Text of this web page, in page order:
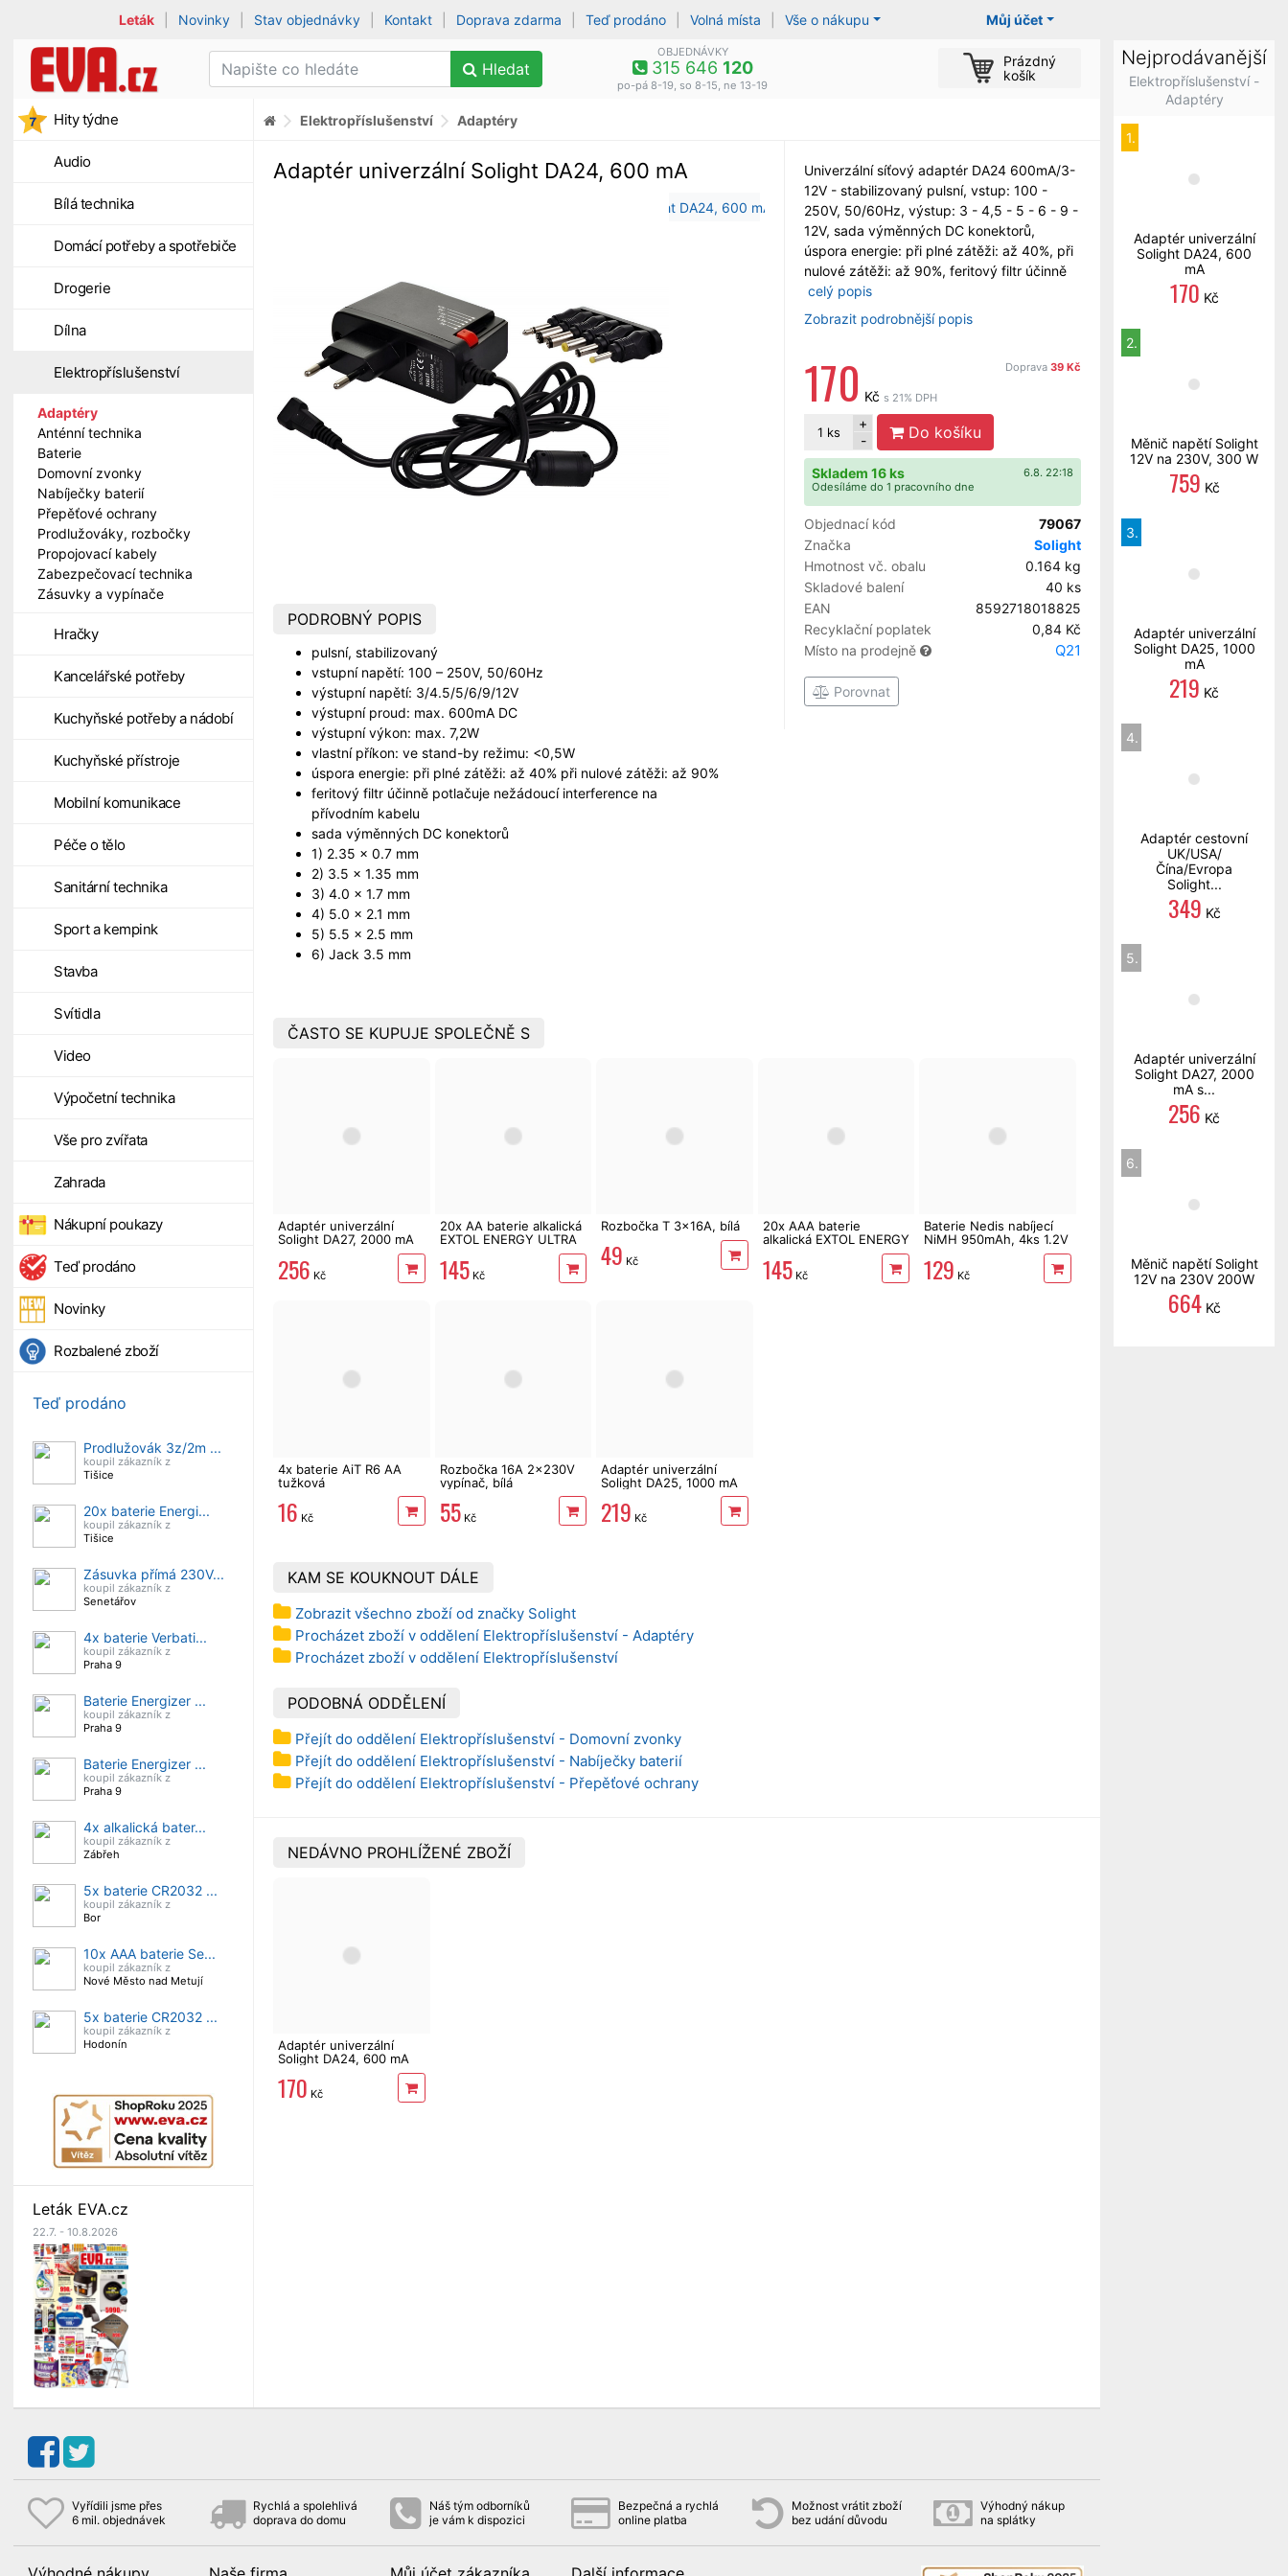
Můj účet
Leták Novinky Stav objednávky Kontakt Doprava zdarma Teď prodáno Volná místa Vše o nákupu
Hledat
OBJEDNÁVKY
315 646 120
po-pá 8-19, so 8-15, ne 13-19
Prázdný
košík
Hity týdne
Audio
Bílá technika
Domácí potřeby a spotřebiče
Drogerie
Dílna
Elektropříslušenství
Adaptéry
Anténní technika
Baterie
Domovní zvonky
Nabíječky baterií
Přepěťové ochrany
Prodlužováky, rozbočky
Propojovací kabely
Zabezpečovací technika
Zásuvky a vypínače
Hračky
Kancelářské potřeby
Kuchyňské potřeby a nádobí
Kuchyňské přístroje
Mobilní komunikace
Péče o tělo
Sanitární technika
Sport a kempink
Stavba
Svítidla
Video
Výpočetní technika
Vše pro zvířata
Zahrada
Nákupní poukazy
Teď prodáno
Novinky
Rozbalené zboží
Teď prodáno
Prodlužovák 3z/2m ...
koupil zákazník z
Tišice
20x baterie Energi...
koupil zákazník z
Tišice
Zásuvka přímá 230V...
koupil zákazník z
Senetářov
4x baterie Verbati...
koupil zákazník z
Praha 9
Baterie Energizer ...
koupil zákazník z
Praha 9
Baterie Energizer ...
koupil zákazník z
Praha 9
4x alkalická bater...
koupil zákazník z
Zábřeh
5x baterie CR2032 ...
koupil zákazník z
Bor
10x AAA baterie Se...
koupil zákazník z
Nové Město nad Metují
5x baterie CR2032 ...
koupil zákazník z
Hodonín
Leták EVA.cz
22.7. - 10.8.2026
Elektropříslušenství Adaptéry
Univerzální síťový adaptér DA24 600mA/3-
12V - stabilizovaný pulsní, vstup: 100 -
250V, 50/60Hz, výstup: 3 - 4,5 - 5 - 6 - 9 -
12V, sada výměnných DC konektorů,
úspora energie: při plné zátěži: až 40%, při
nulové zátěži: až 90%, feritový filtr účinně
celý popis
Zobrazit podrobnější popis
Doprava 39 Kč
170 Kč s 21% DPH
1 ks
+
-
Do košíku
6.8. 22:18
Skladem 16 ks
Odesíláme do 1 pracovního dne
Objednací kód
79067
Značka
Solight
Hmotnost vč. obalu
0.164 kg
Skladové balení
40 ks
EAN
8592718018825
Recyklační poplatek
0,84 Kč
Místo na prodejně
Q21
Porovnat
Adaptér univerzální Solight DA24, 600 mA
PODROBNÝ POPIS
pulsní, stabilizovaný
vstupní napětí: 100 – 250V, 50/60Hz
výstupní napětí: 3/4.5/5/6/9/12V
výstupní proud: max. 600mA DC
výstupní výkon: max. 7,2W
vlastní příkon: ve stand-by režimu: <0,5W
úspora energie: při plné zátěži: až 40% při nulové zátěži: až 90%
feritový filtr účinně potlačuje nežádoucí interference na
přívodním kabelu
sada výměnných DC konektorů
1) 2.35 × 0.7 mm
2) 3.5 × 1.35 mm
3) 4.0 × 1.7 mm
4) 5.0 × 2.1 mm
5) 5.5 × 2.5 mm
6) Jack 3.5 mm
ČASTO SE KUPUJE SPOLEČNĚ S
Adaptér univerzální
Solight DA27, 2000 mA
256 Kč
20x AA baterie alkalická
EXTOL ENERGY ULTRA
145Kč
Rozbočka T 3x16A, bílá
49 Kč
20x AAA baterie
alkalická EXTOL ENERGY
145Kč
Baterie Nedis nabíjecí
NiMH 950mAh, 4ks 1.2V
typ AAA (mikrotužka)
129 Kč
4x baterie AiT R6 AA
tužková
16 Kč
Rozbočka 16A 2x230V
vypínač, bílá
55Kč
Adaptér univerzální
Solight DA25, 1000 mA
219 Kč
KAM SE KOUKNOUT DÁLE
Zobrazit všechno zboží od značky Solight
Procházet zboží v oddělení Elektropříslušenství - Adaptéry
Procházet zboží v oddělení Elektropříslušenství
PODOBNÁ ODDĚLENÍ
Přejít do oddělení Elektropříslušenství - Domovní zvonky
Přejít do oddělení Elektropříslušenství - Nabíječky baterií
Přejít do oddělení Elektropříslušenství - Přepěťové ochrany
NEDÁVNO PROHLÍŽENÉ ZBOŽÍ
Adaptér univerzální
Solight DA24, 600 mA
170 Kč
Vyřídili jsme přes
6 mil. objednávek
Rychlá a spolehlivá
doprava do domu
Náš tým odborníků
je vám k dispozici
Bezpečná a rychlá
online platba
Možnost vrátit zboží
bez udání důvodu
Výhodný nákup
na splátky
Nejprodávanější
Elektropříslušenství -
Adaptéry
1.
Adaptér univerzální
Solight DA24, 600
mA
170 Kč
2.
Měnič napětí Solight
12V na 230V, 300 W
759 Kč
3.
Adaptér univerzální
Solight DA25, 1000
mA
219 Kč
4.
Adaptér cestovní
UK/USA/
Čína/Evropa
Solight...
349 Kč
5.
Adaptér univerzální
Solight DA27, 2000
mA s...
256 Kč
6.
Měnič napětí Solight
12V na 230V 200W
664Kč